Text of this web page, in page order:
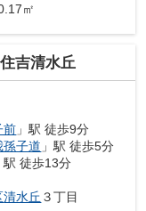
㎡
吉清水丘
前 」駅 徒歩9分
孫子道 」駅 徒歩5分
駅 徒歩13分
清水丘 ３丁目